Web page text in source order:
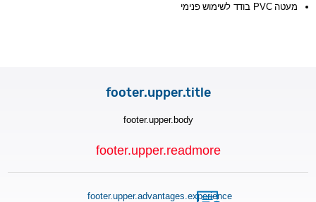
מעטה PVC בודד לשימוש פנימי
footer.upper.title
footer.upper.body
footer.upper.readmore
footer.upper.advantages.experience